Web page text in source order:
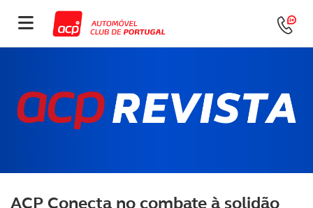
ACP Conecta no combate à solidão